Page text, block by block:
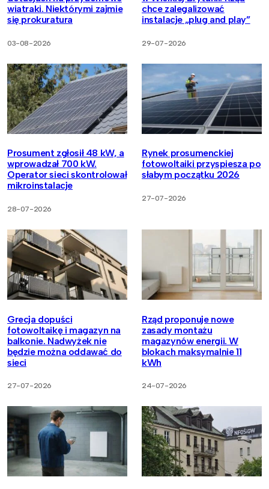
wiatraki. Niektórymi zajmie
się prokuratura
03-08-2026
chce zalegalizować
instalacje „plug and play”
29-07-2026
Prosument zgłosił 48 kW, a
wprowadzał 700 kW.
Operator sieci skontrolował
mikroinstalacje
28-07-2026
Rynek prosumenckiej
fotowoltaiki przyspiesza po
słabym początku 2026
27-07-2026
Grecja dopuści
fotowoltaikę i magazyn na
balkonie. Nadwyżek nie
będzie można oddawać do
sieci
27-07-2026
Rząd proponuje nowe
zasady montażu
magazynów energii. W
blokach maksymalnie 11
kWh
24-07-2026